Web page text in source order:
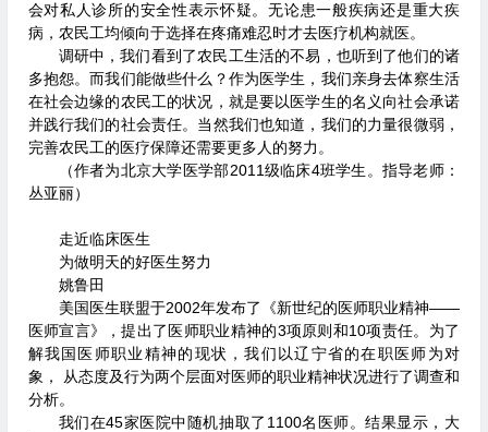
会对私人诊所的安全性表示怀疑。无论患一般疾病还是重大疾
病，农民工均倾向于选择在疼痛难忍时才去医疗机构就医。
调研中，我们看到了农民工生活的不易，也听到了他们的诸
多抱怨。而我们能做些什么？作为医学生，我们亲身去体察生活
在社会边缘的农民工的状况，就是要以医学生的名义向社会承诺
并践行我们的社会责任。当然我们也知道，我们的力量很微弱，
完善农民工的医疗保障还需要更多人的努力。
（作者为北京大学医学部2011级临床4班学生。指导老师：
丛亚丽）
走近临床医生
为做明天的好医生努力
姚鲁田
美国医生联盟于2002年发布了《新世纪的医师职业精神——
医师宣言》，提出了医师职业精神的3项原则和10项责任。为了
解我国医师职业精神的现状，我们以辽宁省的在职医师为对
象， 从态度及行为两个层面对医师的职业精神状况进行了调查和
分析。
我们在45家医院中随机抽取了1100名医师。结果显示，大